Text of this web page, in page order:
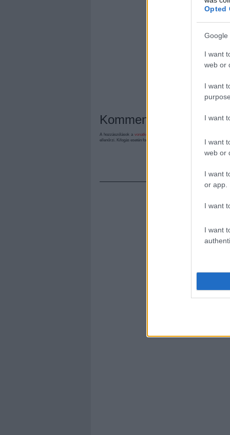
Opted
Google
I want
web or
I want
I want
I want
web or
I want
or app.
I want
I want
Kommentek:
A hozzászólások a vonatkozó jogszabályok
ellenőrzi. Kifogás esetén forduljon a blog szerkesztőjéhez. Részletek a